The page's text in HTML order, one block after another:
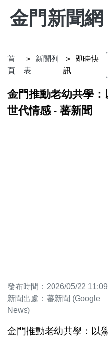
金門新聞網
首
頁
新聞列
表
即時快
訊
金門推動老幼共學
世代情感 - 蕃新聞
發布時間：2026/05/22 11:09
新聞出處：蕃新聞 (Google
News)
金門推動老幼共學：以